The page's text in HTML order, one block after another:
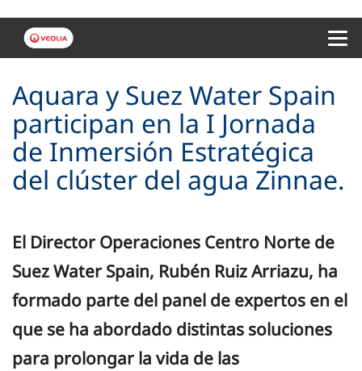
Aquara y Suez Water Spain
participan en la I Jornada
de Inmersión Estratégica
del clúster del agua Zinnae.
El Director Operaciones Centro Norte de
Suez Water Spain, Rubén Ruiz Arriazu, ha
formado parte del panel de expertos en el
que se ha abordado distintas soluciones
para prolongar la vida de las